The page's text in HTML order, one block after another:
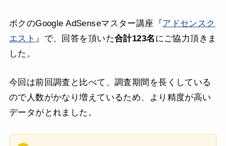
ボクのGoogle AdSenseマスター講座『アドセンスク
エスト 』で、回答を頂いた合計123名 にご協力頂きま
した。
今回は前回調査と比べて、調査期間を長くしている
ので人数がかなり増えているため、より精度が高い
データがとれました。